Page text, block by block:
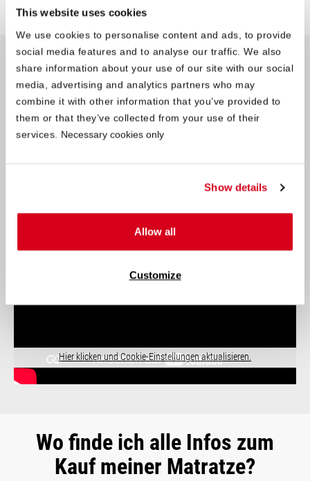
This website uses cookies
We use cookies to personalise content and ads, to provide
social media features and to analyse our traffic. We also
share information about your use of our site with our social
media, advertising and analytics partners who may
combine it with other information that you’ve provided to
them or that they’ve collected from your use of their
services. Necessary cookies only
Show details
Allow all
Customize
Warum schlafe ich auf meiner
neuen Matratze schlecht?
In den ersten Nächten auf deiner neuen Matratze schläfst du
möglicherweise nicht so gut wie erhofft – keine Sorge, das ist
Bitte Marketing-Cookies akzeptieren, um das Video zu sehen.
Hier klicken und Cookie-Einstellungen aktualisieren.
Wo finde ich alle Infos zum
Kauf meiner Matratze?